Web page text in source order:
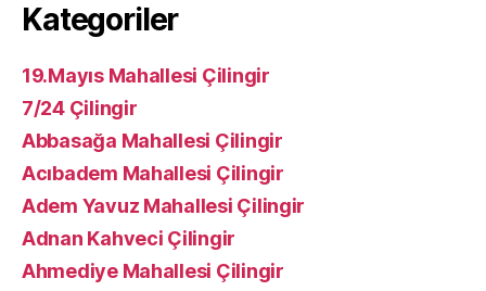
Kategoriler
19.Mayıs Mahallesi Çilingir
7/24 Çilingir
Abbasağa Mahallesi Çilingir
Acıbadem Mahallesi Çilingir
Adem Yavuz Mahallesi Çilingir
Adnan Kahveci Çilingir
Ahmediye Mahallesi Çilingir